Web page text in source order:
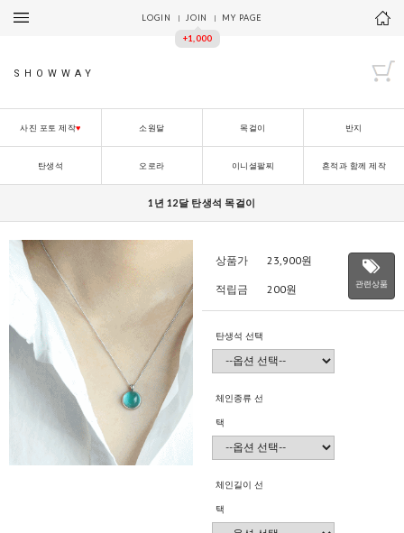
LOGIN JOIN
+1,000
MY PAGE
SHOWWAY
사진 포토 제작♥ 소원달 목걸이 반지
탄생석 오로라 이니셜팔찌 흔적과 함께 제작
1년 12달 탄생석 목걸이
상품가 23,900원
적립금 200원 관련상품
탄생석 선택
체인종류 선
택
체인길이 선
택